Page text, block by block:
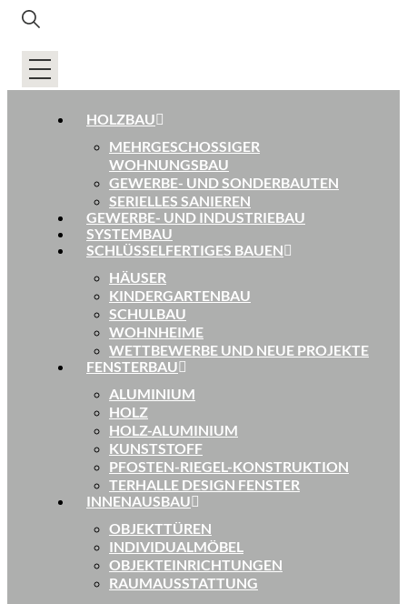
HOLZBAU
MEHRGESCHOSSIGER
WOHNUNGSBAU
GEWERBE- UND SONDERBAUTEN
SERIELLES SANIEREN
GEWERBE- UND INDUSTRIEBAU
SYSTEMBAU
SCHLÜSSELFERTIGES BAUEN
HÄUSER
KINDERGARTENBAU
SCHULBAU
WOHNHEIME
WETTBEWERBE UND NEUE PROJEKTE
FENSTERBAU
ALUMINIUM
HOLZ
HOLZ-ALUMINIUM
KUNSTSTOFF
PFOSTEN-RIEGEL-KONSTRUKTION
TERHALLE DESIGN FENSTER
INNENAUSBAU
OBJEKTTÜREN
INDIVIDUALMÖBEL
OBJEKTEINRICHTUNGEN
RAUMAUSSTATTUNG